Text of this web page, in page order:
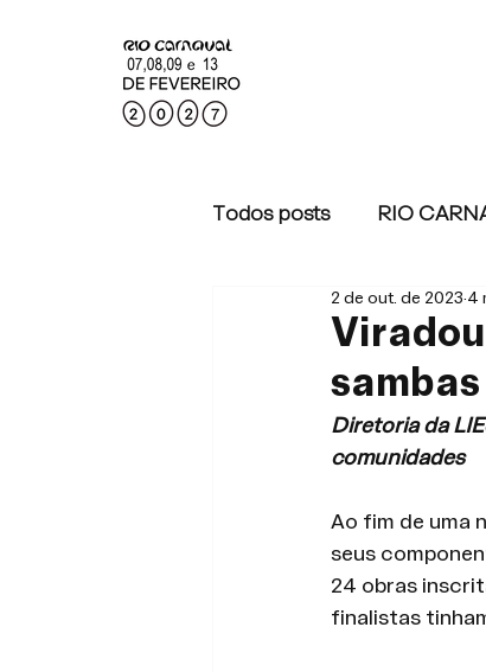
Todos posts RIO
RIO CARNAVAL 2022
2 de out. de 2023 4
Diretoria da
comunidades
Ao fim de uma
seus
24 obras
finalistas